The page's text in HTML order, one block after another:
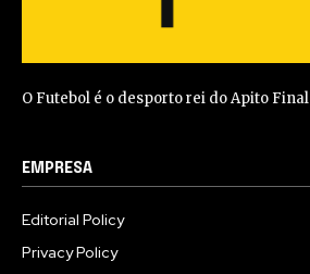
O Futebol é o desporto rei do Apito Final
EMPRESA
Editorial Policy
Privacy Policy